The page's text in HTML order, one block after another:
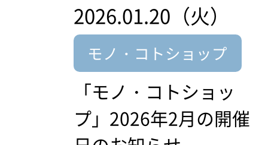
2026.01.20（火）
モノ・コトショップ
「モノ・コトショッ
プ」2026年2月の開催